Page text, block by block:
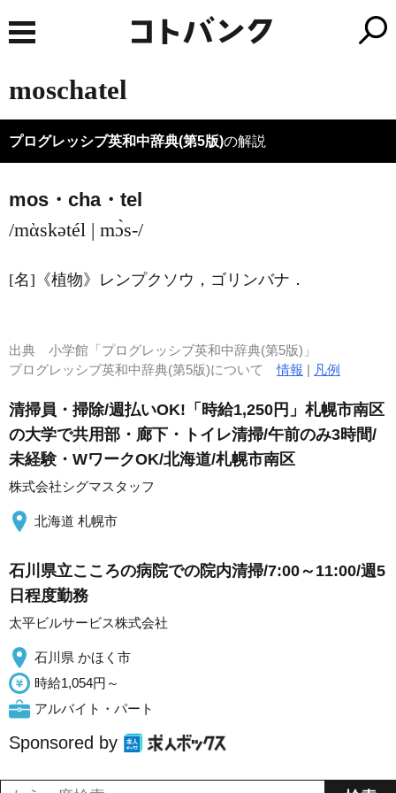
moschatel
プログレッシブ英和中辞典(第5版)の解説
mos・cha・tel
/mὰskətél | mɔ̀s-/
[名] 《植物》 レンプクソウ，ゴリンバナ ．
出典 小学館「プログレッシブ英和中辞典(第5版)」
プログレッシブ英和中辞典(第5版)について情報 | 凡例
清掃員・掃除/週払いOK!「時給1,250円」札幌市南区
の大学で共用部・廊下・トイレ清掃/午前のみ3時間/
未経験・WワークOK/北海道/札幌市南区
株式会社シグマスタッフ
北海道 札幌市
石川県立こころの病院での院内清掃/7:00～11:00/週5
日程度勤務
太平ビルサービス株式会社
石川県 かほく市
時給1,054円～
アルバイト・パート
Sponsored by